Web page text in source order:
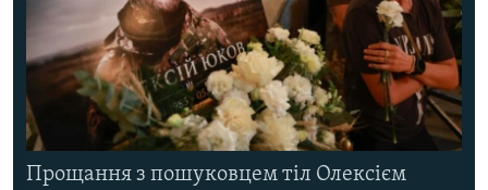
Прощання з пошуковцем тіл Олексієм